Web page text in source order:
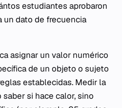
estudiantes aprobaron
un dato de frecuencia
asignar un valor numérico
de un objeto o sujeto
establecidas. Medir la
si hace calor, sino